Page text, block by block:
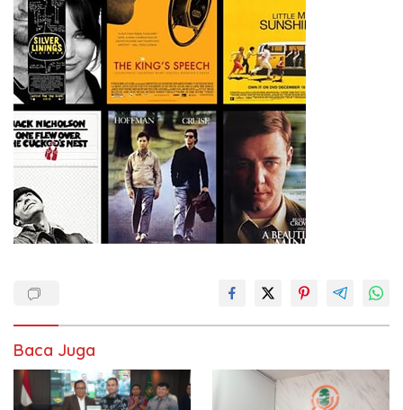
Baca Juga